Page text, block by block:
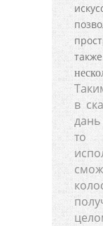
в
то